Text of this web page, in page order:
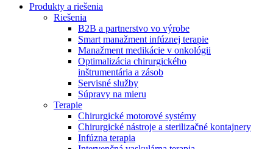
Produktový katalóg​
Objavte naše produkty. ​Navštívte produktový katalóg B.
Braun​ s našim kompletným produktovým portfóliom.​
Zostaňte v dialógu s B. Braun. Kontaktujte nás.
Produkty a riešenia
Riešenia
B2B a partnerstvo vo výrobe
Smart manažment infúznej terapie
Manažment medikácie v onkológii
Optimalizácia chirurgického
inštrumentária a zásob
Servisné služby
Súpravy na mieru
Terapie
Chirurgické motorové systémy
Chirurgické nástroje a sterilizačné kontajnery
Infúzna terapia